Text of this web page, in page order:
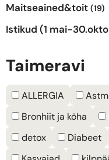
Maitseained&toit (19)
Istikud (1 mai-
Taimeravi
ALLERGIA
Bronhiit ja köha
detox
Diabeet